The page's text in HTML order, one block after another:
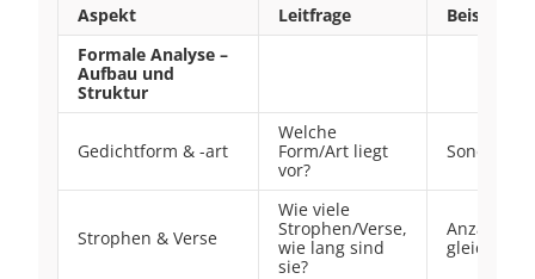
Aspekt Leitfrage
Beispiele/
Formale Analyse –
Aufbau und
Struktur
Gedichtform & -art
Welche
Form/Art liegt
vor?
Sonett,
Strophen & Verse
Wie viele
Strophen/Verse,
wie lang sind
sie?
Anzahl,
gleich/